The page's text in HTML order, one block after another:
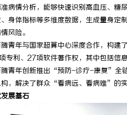
病情分析，能够快速识别高血压、
身体指标等多维度数据，生成量身
风险。
年与国家超算中心深度合作，构建
专利、27项软件著作权，其中包括信
腾青年创新推出“预防-诊疗-康复”全
，解决了群众“看病远、看病难”的
展基石